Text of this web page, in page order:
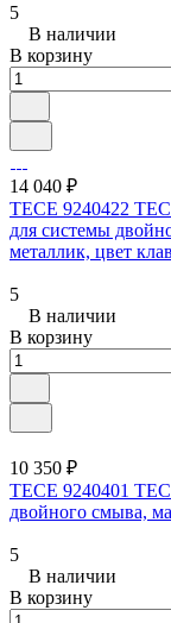
5
В наличии
В корзину
14 040 ₽
TECE 9240422
для системы
металлик, цвет
5
В наличии
В корзину
10 350 ₽
TECE 9240401
двойного смыва,
5
В наличии
В корзину